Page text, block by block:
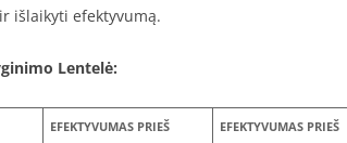
išlaikyti efektyvumą.
Lentelė:
EFEKTYVUMAS PRIEŠ
EFEKTYVUMAS PRIEŠ